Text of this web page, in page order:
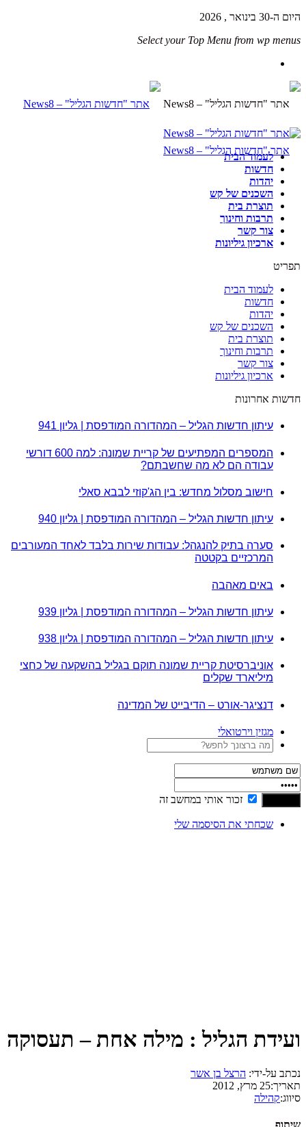
היום ה-30 בינואר , 2026
Select your Top Menu from wp menus
לעמוד הבית
חדשות
יהדות
השכנים של קש
תוצרת בית
תרבות וחינוך
צור קשר
ארכיון גיליונות
תפריט
לעמוד הבית
חדשות
יהדות
השכנים של קש
תוצרת בית
תרבות וחינוך
צור קשר
ארכיון גיליונות
חדשות אחרונות
עיתון חדשות הגליל – המהדורה המודפסת | גליון 941
המספרים המפתיעים של קריית שמונה: למה 600 דורשי
עבודה הם לא מה שחשבתם?
חישוב מסלול מחדש: בין הג'קוזי לבבא סאלי
עיתון חדשות הגליל – המהדורה המודפסת | גליון 940
סערה בתיק להנגהל: עבודות שירות בלבד לאחד המעורבים
המרכזיים בקטטה
באים מאהבה
עיתון חדשות הגליל – המהדורה המודפסת | גליון 939
עיתון חדשות הגליל – המהדורה המודפסת | גליון 938
אוניברסיטת קריית שמונה תוקם בגליל בהשקעה של כחצי
מיליארד שקלים
דנציגר-אורט – הדיבייט של המדינה
מגזין וירטואלי
זכור אותי במחשב זה
שכחתי את הסיסמה שלי
ועידת הגליל : מילה אחת – תעסוקה
נכתב על-ידי: הרצל בן אשר
תאריך:25 מרץ, 2012
סיווג:קהילה
שיתוף